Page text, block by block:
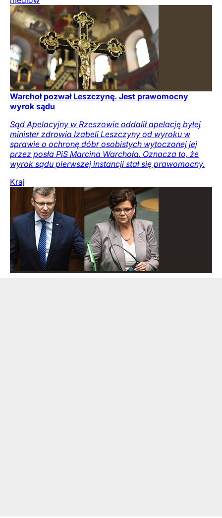
Warchoł pozwał Leszczynę. Jest prawomocny
wyrok sądu
Sąd Apelacyjny w Rzeszowie oddalił apelację byłej
minister zdrowia Izabeli Leszczyny od wyroku w
sprawie o ochronę dóbr osobistych wytoczonej jej
przez posła PiS Marcina Warchoła. Oznacza to, że
wyrok sądu pierwszej instancji stał się prawomocny.
Kraj